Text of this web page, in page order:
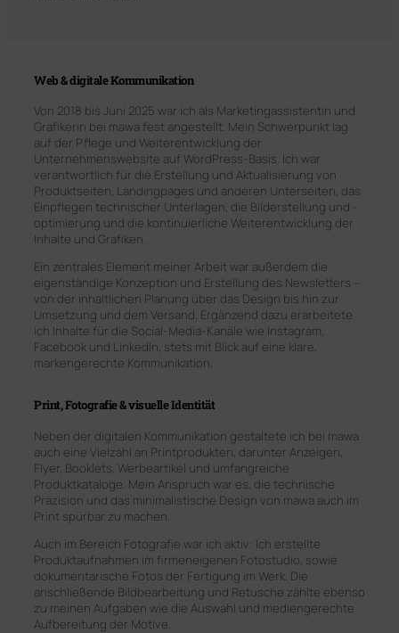
Web & digitale Kommunikation
Von 2018 bis Juni 2025 war ich als Marketingassistentin und
Grafikerin bei mawa fest angestellt. Mein Schwerpunkt lag
auf der Pflege und Weiterentwicklung der
Unternehmenswebsite auf WordPress-Basis. Ich war
verantwortlich für die Erstellung und Aktualisierung von
Produktseiten, Landingpages und anderen Unterseiten, das
Einpflegen technischer Unterlagen, die Bilderstellung und -
optimierung und die kontinuierliche Weiterentwicklung der
Inhalte und Grafiken.
Ein zentrales Element meiner Arbeit war außerdem die
eigenständige Konzeption und Erstellung des Newsletters –
von der inhaltlichen Planung über das Design bis hin zur
Umsetzung und dem Versand. Ergänzend dazu erarbeitete
ich Inhalte für die Social-Media-Kanäle wie Instagram,
Facebook und LinkedIn, stets mit Blick auf eine klare,
markengerechte Kommunikation.
Print, Fotografie & visuelle Identität
Neben der digitalen Kommunikation gestaltete ich bei mawa
auch eine Vielzahl an Printprodukten, darunter Anzeigen,
Flyer, Booklets, Werbeartikel und umfangreiche
Produktkataloge. Mein Anspruch war es, die technische
Präzision und das minimalistische Design von mawa auch im
Print spürbar zu machen.
Auch im Bereich Fotografie war ich aktiv: Ich erstellte
Produktaufnahmen im firmeneigenen Fotostudio, sowie
dokumentarische Fotos der Fertigung im Werk. Die
anschließende Bildbearbeitung und Retusche zählte ebenso
zu meinen Aufgaben wie die Auswahl und mediengerechte
Aufbereitung der Motive.